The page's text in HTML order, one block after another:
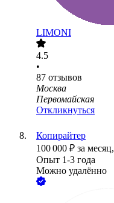
LIMONI
4.5
•
87 отзывов
Москва
Первомайская
Откликнуться
Копирайтер
100 000 ₽ за месяц,
Опыт 1-3 года
Можно удалённо